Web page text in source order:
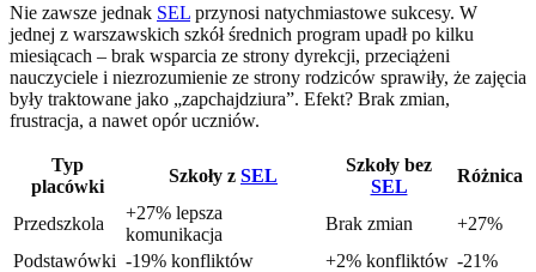
Nie zawsze jednak SEL przynosi natychmiastowe sukcesy. W
jednej z warszawskich szkół średnich program upadł po kilku
miesiącach – brak wsparcia ze strony dyrekcji, przeciążeni
nauczyciele i niezrozumienie ze strony rodziców sprawiły, że zajęcia
były traktowane jako „zapchajdziura”. Efekt? Brak zmian,
frustracja, a nawet opór uczniów.
Typ
placówki
Szkoły z SEL
Szkoły bez
SEL
Różnica
Przedszkola
+27% lepsza
komunikacja
Brak zmian
+27%
Podstawówki -19% konfliktów +2% konfliktów -21%